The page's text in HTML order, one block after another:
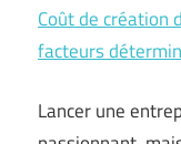
Coût de création
facteurs
Lancer une